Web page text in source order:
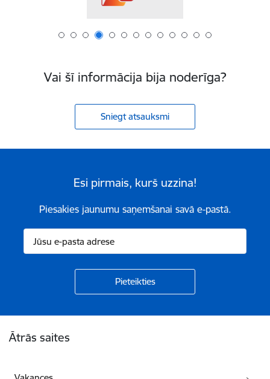
Vai šī informācija bija noderīga?
Sniegt atsauksmi
Esi pirmais, kurš uzzina!
Piesakies jaunumu saņemšanai savā e-pastā.
Ātrās saites